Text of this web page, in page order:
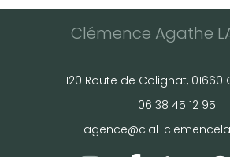
Clémence Agathe
120 Route de Colignat, 01660
06 38 45 12 95
agence@clal-